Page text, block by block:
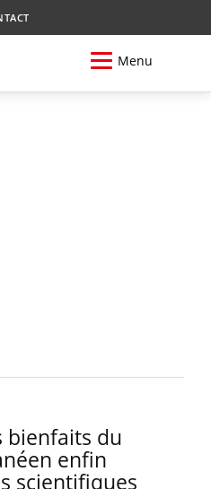
Menu
bienfaits du
enfin
scientifiques